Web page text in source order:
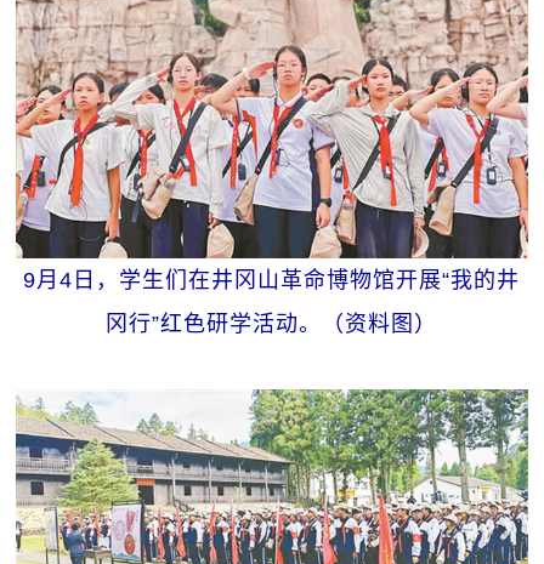
9月4日，学生们在井冈山革命博物馆开展“我的井
冈行”红色研学活动。（资料图）